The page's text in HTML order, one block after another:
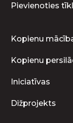
Pievienoties
Kopienu
Kopienu
Iniciatīvas
Dižprojekts